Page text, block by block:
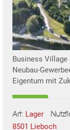
Business
Neubau-
Eigentum mit
Art: Lager
8501 Lieboch